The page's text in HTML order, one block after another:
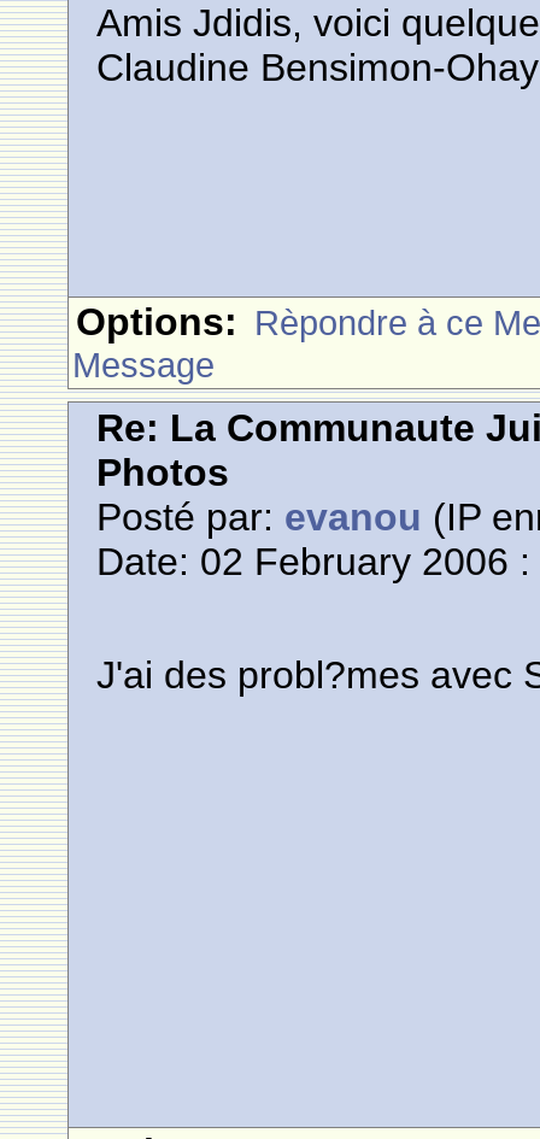
Amis Jdidis, voici
Claudine Bensimon-
Options: Rèpondre à ce
Message
Re: La Communaute
Photos
Posté par: evanou (IP
Date: 02 February 2006
J'ai des probl?mes avec